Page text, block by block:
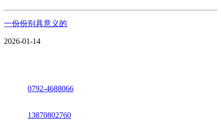
一份份别具意义的
2026-01-14
0792-4688066
13870802760